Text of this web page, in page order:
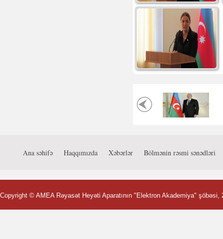
Ana səhifə Haqqımızda Xəbərlər Bölmənin rəsmi sənədləri
Copyright © AMEA Rəyasət Heyəti Aparatının "Elektron Akademiya" şöbəsi,